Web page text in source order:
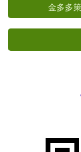
金多多